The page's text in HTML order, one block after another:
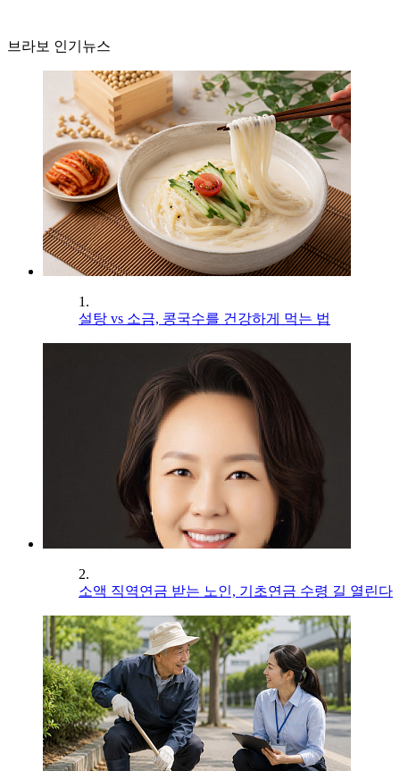
브라보 인기뉴스
1.
설탕 vs 소금, 콩국수를 건강하게 먹는 법
2.
소액 직역연금 받는 노인, 기초연금 수령 길 열린다